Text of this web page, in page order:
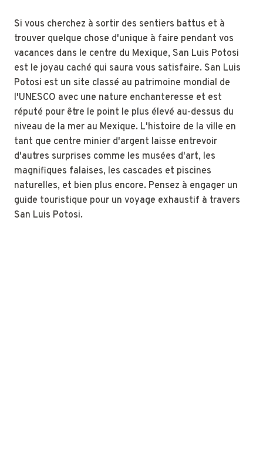
Si vous cherchez à sortir des sentiers battus et à
trouver quelque chose d'unique à faire pendant vos
vacances dans le centre du Mexique, San Luis Potosi
est le joyau caché qui saura vous satisfaire. San Luis
Potosi est un site classé au patrimoine mondial de
l'UNESCO avec une nature enchanteresse et est
réputé pour être le point le plus élevé au-dessus du
niveau de la mer au Mexique. L'histoire de la ville en
tant que centre minier d'argent laisse entrevoir
d'autres surprises comme les musées d'art, les
magnifiques falaises, les cascades et piscines
naturelles, et bien plus encore. Pensez à engager un
guide touristique pour un voyage exhaustif à travers
San Luis Potosi.